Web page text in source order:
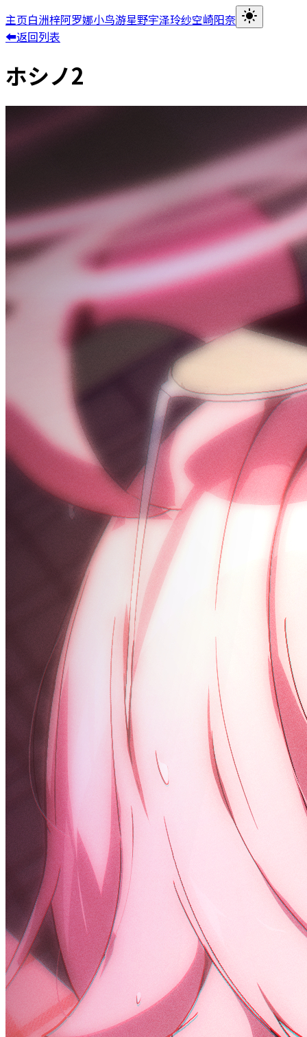
主页白洲梓阿罗娜小鸟游星野宇泽玲纱空崎阳奈
⬅返回列表
ホシノ2